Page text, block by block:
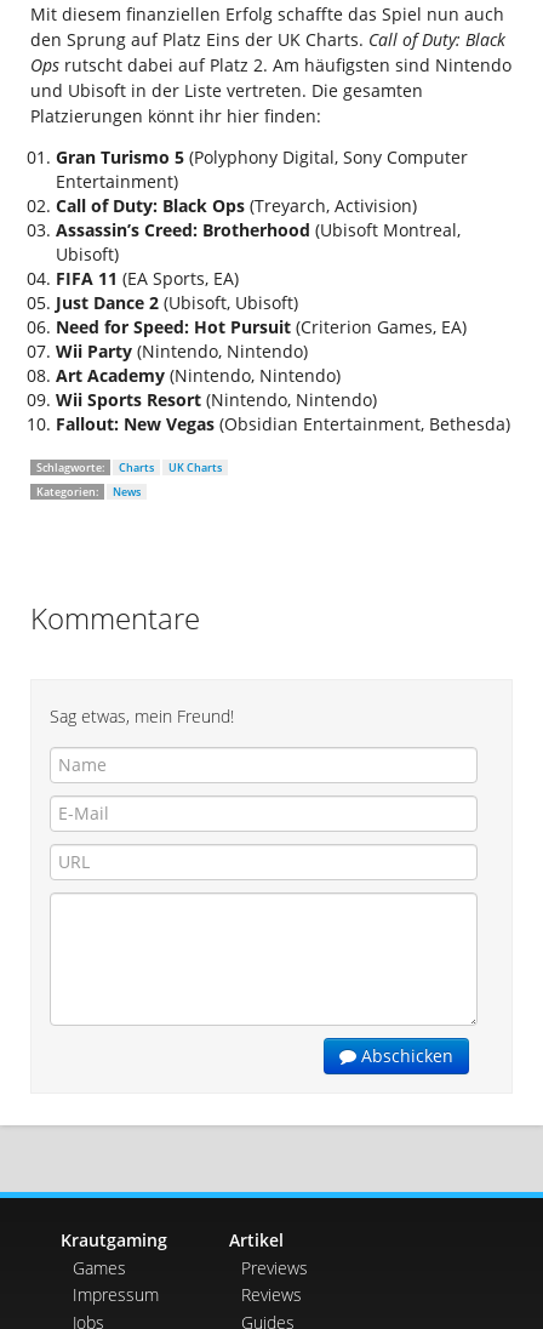
Mit diesem finanziellen Erfolg schaffte das Spiel nun auch
den Sprung auf Platz Eins der UK Charts. Call of Duty: Black
Ops rutscht dabei auf Platz 2. Am häufigsten sind Nintendo
und Ubisoft in der Liste vertreten. Die gesamten
Platzierungen könnt ihr hier finden:
Gran Turismo 5 (Polyphony Digital, Sony Computer
Entertainment)
Call of Duty: Black Ops (Treyarch, Activision)
Assassin’s Creed: Brotherhood (Ubisoft Montreal,
Ubisoft)
FIFA 11 (EA Sports, EA)
Just Dance 2 (Ubisoft, Ubisoft)
Need for Speed: Hot Pursuit (Criterion Games, EA)
Wii Party (Nintendo, Nintendo)
Art Academy (Nintendo, Nintendo)
Wii Sports Resort (Nintendo, Nintendo)
Fallout: New Vegas (Obsidian Entertainment, Bethesda)
Schlagworte: Charts
UK Charts
Kategorien:
News
Kommentare
Sag etwas, mein Freund!
Abschicken
Krautgaming
Games
Impressum
Jobs
Artikel
Previews
Reviews
Guides